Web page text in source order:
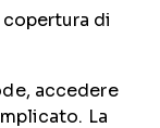
di
accedere
La